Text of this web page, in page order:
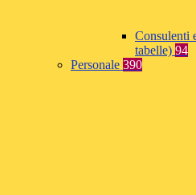
Consulenti
tabelle) 94
Personale 390